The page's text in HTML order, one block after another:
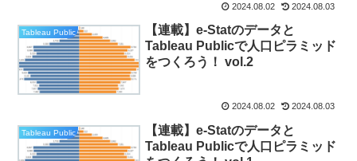
2024.08.02 2024.08.03
Tableau Public
【連載】e-Statのデータと
Tableau Publicで人口ピラミッド
をつくろう！ vol.2
2024.08.02 2024.08.03
Tableau Public
【連載】e-Statのデータと
Tableau Publicで人口ピラミッド